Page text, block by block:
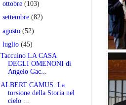
ottobre (103)
settembre (82)
agosto (52)
luglio (45)
Taccuino LA CASA
DEGLI OMENONI di
Angelo Gac...
ALBERT CAMUS: La
torsione della Storia nel
cielo ...